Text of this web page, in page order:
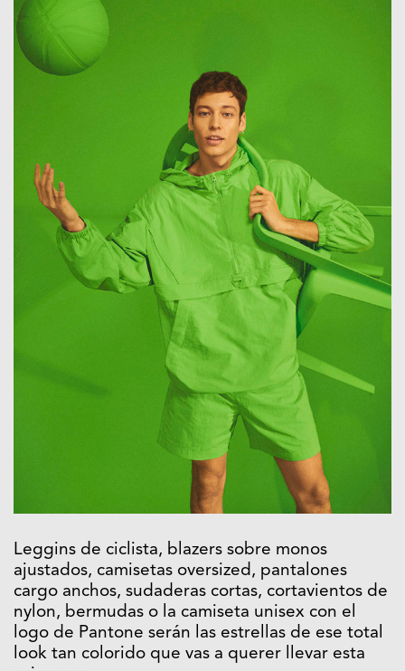
Leggins de ciclista, blazers sobre monos
ajustados, camisetas oversized, pantalones
cargo anchos, sudaderas cortas, cortavientos de
nylon, bermudas o la camiseta unisex con el
logo de Pantone serán las estrellas de ese total
look tan colorido que vas a querer llevar esta